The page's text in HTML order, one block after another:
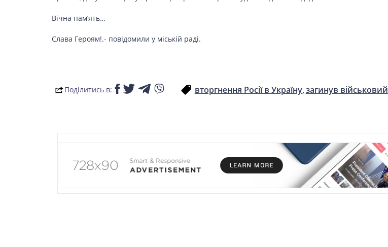
Вічна пам’ять…
Слава Героям!.- повідомили у міській раді.
Поділитись в: вторгнення Росії в Україну загинув військовий